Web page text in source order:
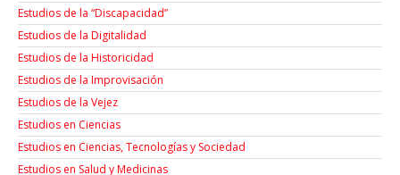
Estudios de la “Discapacidad”
Estudios de la Digitalidad
Estudios de la Historicidad
Estudios de la Improvisación
Estudios de la Vejez
Estudios en Ciencias
Estudios en Ciencias, Tecnologías y Sociedad
Estudios en Salud y Medicinas